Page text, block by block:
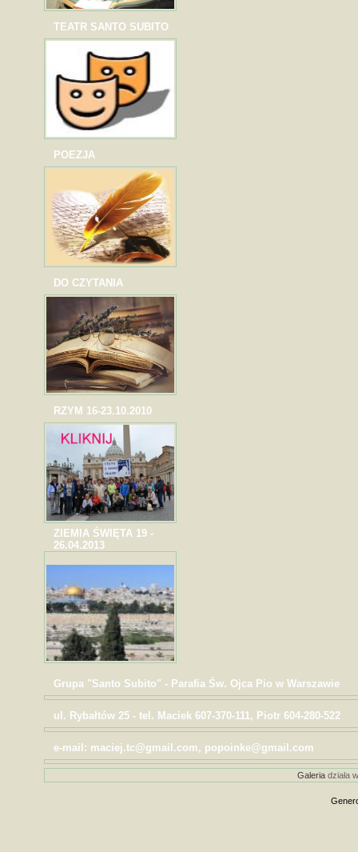
TEATR SANTO SUBITO
POEZJA
DO CZYTANIA
RZYM 16-23.10.2010
ZIEMIA ŚWIĘTA 19 -
26.04.2013
Grupa "Santo Subito" - Parafia Św. Ojca Pio w Warszawie
ul. Rybałtów 25 - tel. Maciek 607-370-111, Piotr 604-280-522
e-mail: maciej.tc@gmail.com, popoinke@gmail.com
Galeriadziała